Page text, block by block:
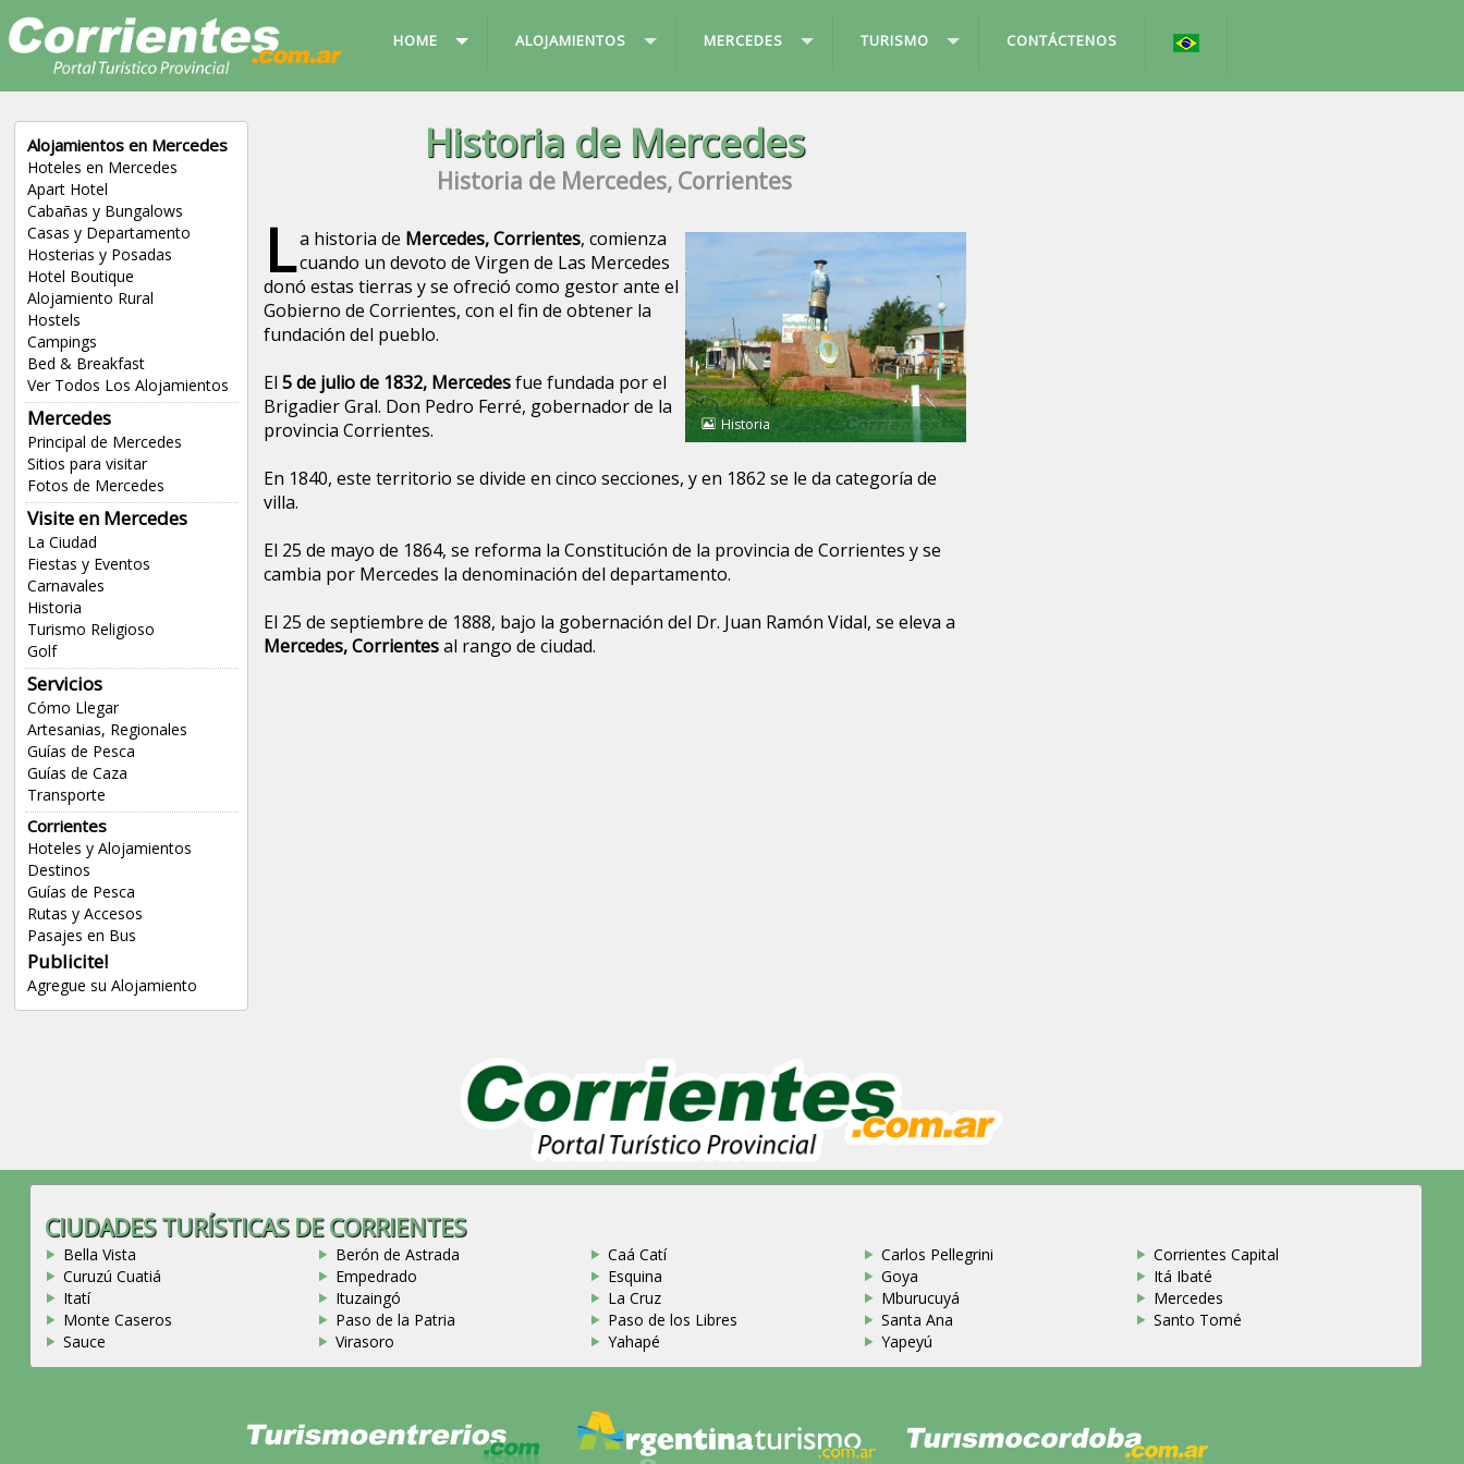
HOME ALOJAMIENTOS MERCEDES TURISMO CONTÁCTENOS
Alojamientos en Mercedes
Hoteles en Mercedes
Apart Hotel
Cabañas y Bungalows
Casas y Departamento
Hosterias y Posadas
Hotel Boutique
Alojamiento Rural
Hostels
Campings
Bed & Breakfast
Ver Todos Los Alojamientos
Mercedes
Principal de Mercedes
Sitios para visitar
Fotos de Mercedes
Visite en Mercedes
La Ciudad
Fiestas y Eventos
Carnavales
Historia
Turismo Religioso
Golf
Servicios
Cómo Llegar
Artesanias, Regionales
Guías de Pesca
Guías de Caza
Transporte
Corrientes
Hoteles y Alojamientos
Destinos
Guías de Pesca
Rutas y Accesos
Pasajes en Bus
Publicite!
Agregue su Alojamiento
Historia de Mercedes
Historia de Mercedes, Corrientes
Historia
La historia de Mercedes, Corrientes, comienza
cuando un devoto de Virgen de Las Mercedes
donó estas tierras y se ofreció como gestor ante el
Gobierno de Corrientes, con el fin de obtener la
fundación del pueblo.
El 5 de julio de 1832, Mercedesfue fundada por el
Brigadier Gral. Don Pedro Ferré, gobernador de la
provincia Corrientes.
En 1840, este territorio se divide en cinco secciones, y en 1862 se le da categoría de
villa.
El 25 de mayo de 1864, se reforma la Constitución de la provincia de Corrientes y se
cambia por Mercedes la denominación del departamento.
El 25 de septiembre de 1888, bajo la gobernación del Dr. Juan Ramón Vidal, se eleva a
Mercedes, Corrientesal rango de ciudad.
CIUDADES TURÍSTICAS DE CORRIENTES
Bella Vista Berón de Astrada Caá Catí Carlos Pellegrini
Corrientes Capital
Curuzú Cuatiá
Empedrado Esquina Goya
Itá Ibaté
Itatí
Ituzaingó La Cruz Mburucuyá
Mercedes
Monte Caseros
Paso de la Patria Paso de los Libres Santa Ana
Santo Tomé
Sauce
Virasoro Yahapé Yapeyú